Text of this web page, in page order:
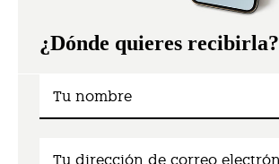
¿Dónde quieres recibirla?